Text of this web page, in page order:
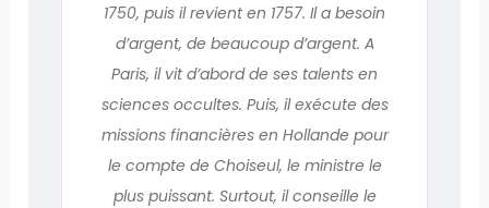
1750, puis il revient en 1757. Il a besoin
d’argent, de beaucoup d’argent. A
Paris, il vit d’abord de ses talents en
sciences occultes. Puis, il exécute des
missions financières en Hollande pour
le compte de Choiseul, le ministre le
plus puissant. Surtout, il conseille le